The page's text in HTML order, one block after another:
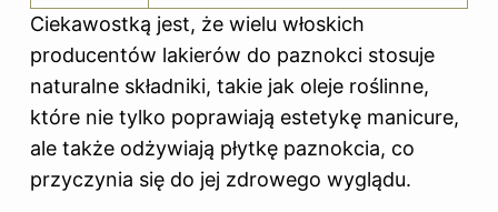
Ciekawostką jest, że wielu włoskich
producentów lakierów do paznokci stosuje
naturalne składniki, takie jak oleje roślinne,
które nie tylko poprawiają estetykę manicure,
ale także odżywiają płytkę paznokcia, co
przyczynia się do jej zdrowego wyglądu.